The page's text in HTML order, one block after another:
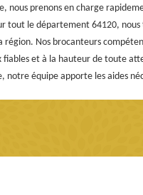
nous prenons en charge
tout le département 64120,
région. Nos brocanteurs
fiables et à la hauteur de toute
notre équipe apporte les aides